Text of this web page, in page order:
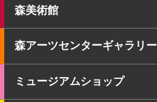
森美術館
森アーツセンターギャラリー
ミュージアムショップ